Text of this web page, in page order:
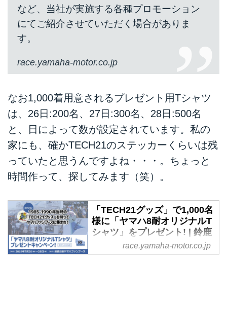
など、当社が実施する各種プロモーション
にてご紹介させていただく場合がありま
す。
race.yamaha-motor.co.jp
なお1,000着用意されるプレゼント用Tシャツ
は、26日:200名、27日:300名、28日:500名
と、日によって数が設定されています。私の
家にも、確かTECH21のステッカーくらいは残
っていたと思うんですよね・・・。ちょっと
時間作って、探してみます（笑）。
「TECH21グッズ」で1,000名
様に「ヤマハ8耐オリジナルT
シャツ」をプレゼント! | 鈴鹿
8耐スペシャルサイト | ヤマハ
発動機株式会社
race.yamaha-motor.co.jp